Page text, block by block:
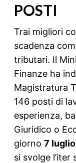
POSTI
Trai migliori
scadenza
tributari. Il
Finanze ha
Magistratura
146 posti di
esperienza,
Giuridico o
giorno 7
si svolge